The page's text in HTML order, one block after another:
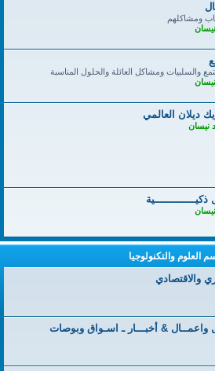
ومشاكلهم
والسلبيات ومشاكل العائلة والحلول المناسبة
ديلان العالمي
نيسان
العلوم والتكنولوجيا
والاقتصادي
واعمــال & أخبـــار ـ اسـواق وبوصات